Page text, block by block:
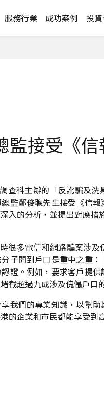
服務行業 成功案例 投
監接受《
查科主辦的「反訛騙及
監鄭俊聰先生接受《信
入的分析，並提出對應措
很多電信和網路騙案涉
子開到戶口是重中之重
證。例如，要求客戶提
截超過九成涉及傀儡戶口
我們的專業知識，以幫
的企業和市民都能享受到